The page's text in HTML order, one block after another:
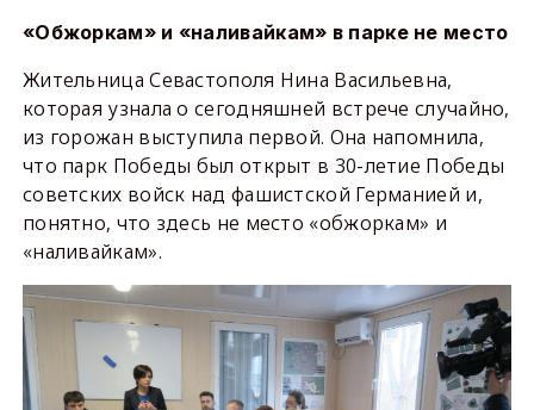
«Обжоркам» и «наливайкам» в парке не место
Жительница Севастополя Нина Васильевна,
которая узнала о сегодняшней встрече случайно,
из горожан выступила первой. Она напомнила,
что парк Победы был открыт в 30-летие Победы
советских войск над фашистской Германией и,
понятно, что здесь не место «обжоркам» и
«наливайкам».